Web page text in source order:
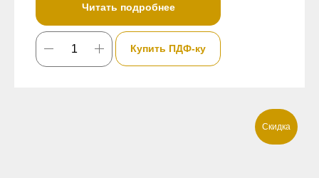
Читать подробнее
Купить ПДФ-ку
Скидка